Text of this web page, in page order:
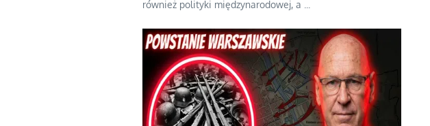
również polityki międzynarodowej, a